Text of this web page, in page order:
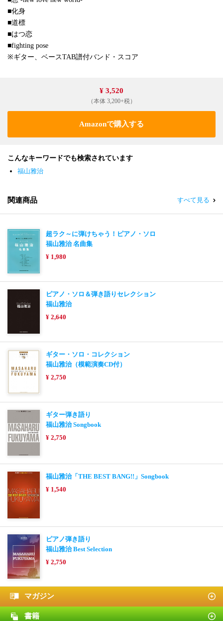
■化身
■道標
■はつ恋
■fighting pose
※ギター、ベースTAB譜付バンド・スコア
¥ 3,520
（本体 3,200+税）
Amazonで購入する
こんなキーワードでも検索されています
福山雅治
関連商品 すべて見る
超ラク～に弾けちゃう！ピアノ・ソロ
福山雅治 名曲集
¥ 1,980
ピアノ・ソロ＆弾き語りセレクション
福山雅治
¥ 2,640
ギター・ソロ・コレクション
福山雅治（模範演奏CD付）
¥ 2,750
ギター弾き語り
福山雅治 Songbook
¥ 2,750
福山雅治「THE BEST BANG!!」Songbook
¥ 1,540
ピアノ弾き語り
福山雅治 Best Selection
¥ 2,750
マガジン
書籍